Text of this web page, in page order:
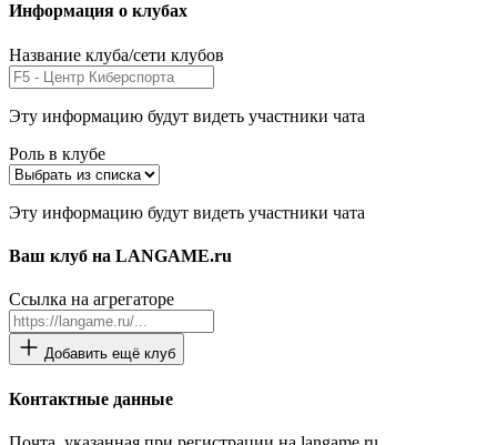
Информация о клубах
Название клуба/сети клубов
Эту информацию будут видеть участники чата
Роль в клубе
Эту информацию будут видеть участники чата
Ваш клуб на LANGAME.ru
Ссылка на агрегаторе
Добавить ещё клуб
Контактные данные